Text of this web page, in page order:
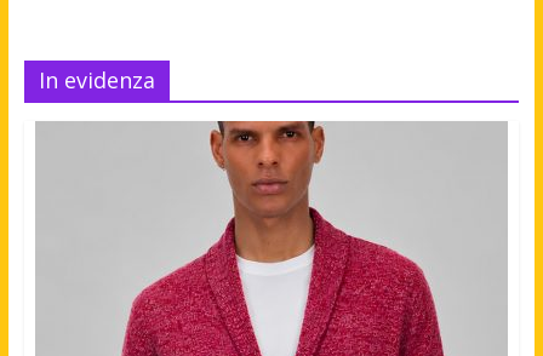
In evidenza